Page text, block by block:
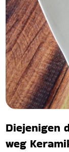
Diejenigen
weg